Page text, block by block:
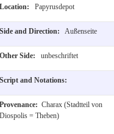
Location: Papyrusdepot
Side and Direction: Außenseite
Other Side: unbeschriftet
Script and Notations:
Provenance: Charax (Stadtteil von
Diospolis = Theben)